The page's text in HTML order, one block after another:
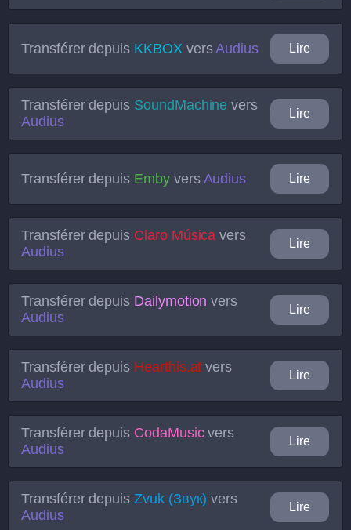
Transférer depuis KKBOX versAudius Lire
Transférer depuis SoundMachine vers
Audius
Lire
Transférer depuis Embyvers Audius Lire
Transférer depuis Claro Música vers
Audius
Lire
Transférer depuis Dailymotion vers
Audius
Lire
Transférer depuis Hearthis.at vers
Audius
Lire
Transférer depuis CodaMusicvers
Audius
Lire
Transférer depuisZvuk (Звук) vers
Audius
Lire